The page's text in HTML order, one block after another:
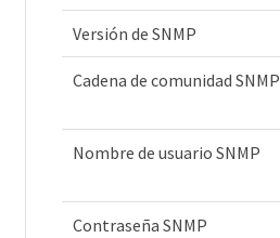
Versión de SNMP
Cadena de comunidad SNMP
Nombre de usuario SNMP
Contraseña SNMP